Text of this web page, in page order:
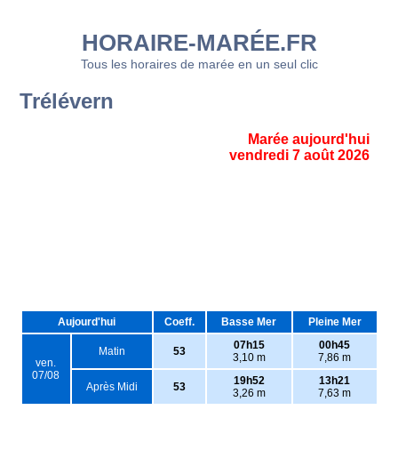
HORAIRE-MARÉE.FR
Tous les horaires de marée en un seul clic
Trélévern
Marée aujourd'hui
vendredi 7 août 2026
Aujourd'hui Coeff. Basse Mer Pleine Mer
ven.
07/08
Matin 53
07h15
3,10 m
00h45
7,86 m
Après Midi 53
19h52
3,26 m
13h21
7,63 m